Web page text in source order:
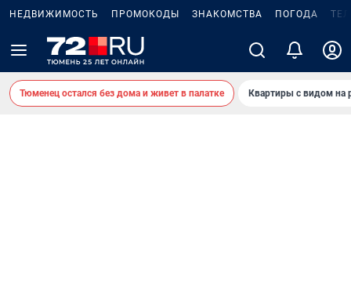
НЕДВИЖИМОСТЬ ПРОМОКОДЫ ЗНАКОМСТВА ПОГОДА
Тюменец остался без дома и живет в палатке Квартиры с видом на